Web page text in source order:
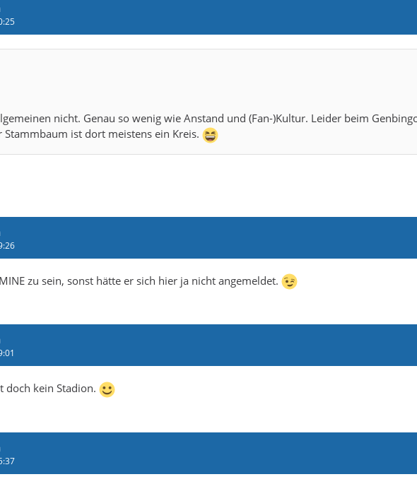
nicht. Genau so wenig wie Anstand und (Fan-)Kultur. Leider beim
ist dort meistens ein Kreis.
zu sein, sonst hätte er sich hier ja nicht angemeldet.
doch kein Stadion.